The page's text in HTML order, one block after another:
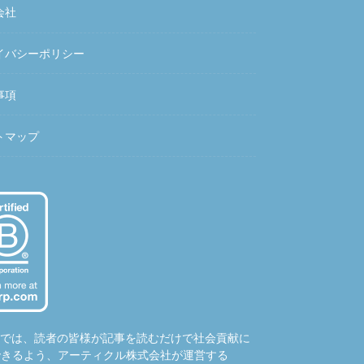
社
バシーポリシー
項
マップ
は、読者の皆様が記事を読むだけで社会貢献に
るよう、アーティクル株式会社が運営する